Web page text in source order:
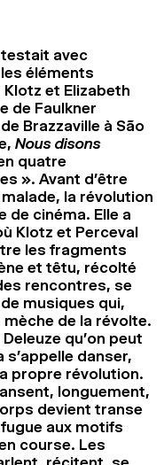
avec
éléments
et Elizabeth
de Faulkner
Brazzaville à São
Nous disons
quatre
». Avant d’être
la révolution
de cinéma. Elle a
Klotz et Perceval
les fragments
et têtu, récolté
rencontres, se
musiques qui,
de la révolte.
qu’on peut
danser,
propre révolution.
longuement,
devient transe
aux motifs
course. Les